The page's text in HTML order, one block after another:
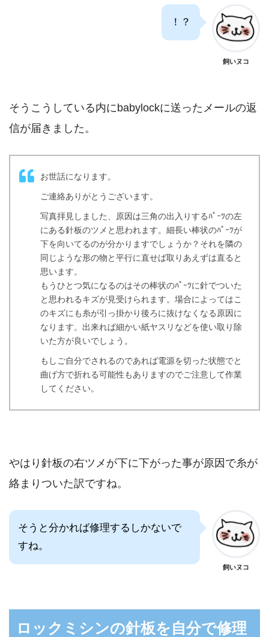
！？
飼いヌコ
そうこうしている内にbabylockに送ったメールの返
信が届きました。
お世話になります。
ご連絡ありがとうございます。
写真拝見しました、原因は三角の出入りするﾊﾟｰﾂの左
にある針板のツメと思われます。細長い棒状のﾊﾟｰﾂが
下を向いてるのが分かりますでしょうか？それを隣の
同じような形の物と平行に直せば取りあえずは直ると
思います。
もうひとつ気になるのはその棒状のﾊﾟｰﾂに針でついた
と思われるキズが見受けられます。場合によってはこ
のキズにも糸が引っ掛かり後ろに抜けなくなる原因に
なります。出来れば細かい紙ヤスリなどを使い取り除
いた方が良いでしょう。
もしご自分でされるのであれば電源を切った状態でと
曲げ方で折れる可能性もありますのでご注意して作業
してください。
やはり針板の右ツメが下に下がった事が原因で糸が
絡まりついた訳ですね。
そうと分かれば修理するしかないで
すね。
飼いヌコ
ロックミシンの針板を自分で修理